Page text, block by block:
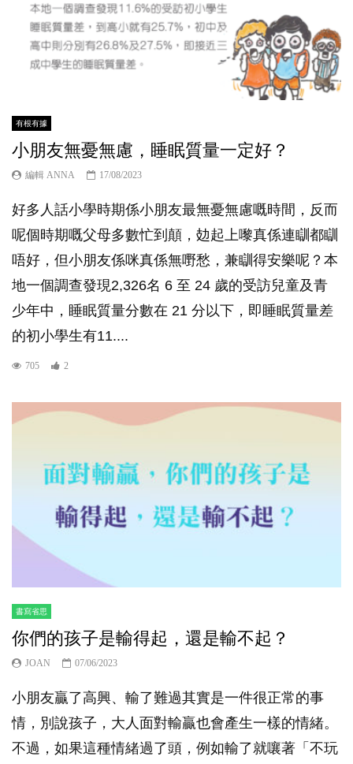
有根有據
小朋友無憂無慮，睡眠質量一定好？
編輯 ANNA 17/08/2023
好多人話小學時期係小朋友最無憂無慮嘅時間，反而
呢個時期嘅父母多數忙到顛，攰起上嚟真係連瞓都瞓
唔好，但小朋友係咪真係無嘢愁，兼瞓得安樂呢？本
地一個調查發現2,326名 6 至 24 歲的受訪兒童及青
少年中，睡眠質量分數在 21 分以下，即睡眠質量差
的初小學生有11....
705 2
書寫省思
你們的孩子是輸得起，還是輸不起？
JOAN 07/06/2023
小朋友贏了高興、輸了難過其實是一件很正常的事
情，別說孩子，大人面對輸贏也會產生一樣的情緒。
不過，如果這種情緒過了頭，例如輸了就嚷著「不玩